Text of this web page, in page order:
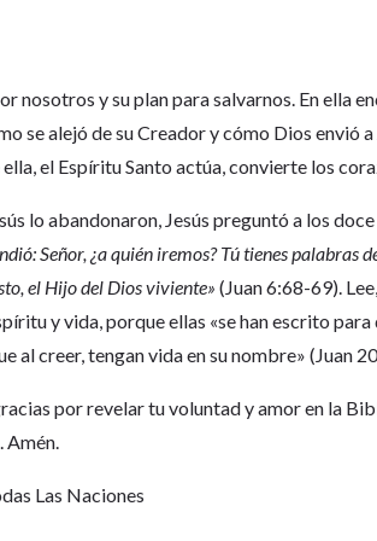
nosotros y su plan para salvarnos. En ella
se alejó de su Creador y cómo Dios envió
el Espíritu Santo actúa, convierte los
lo abandonaron, Jesús preguntó a los
Señor, ¿a quién iremos? Tú tienes palabras
el Hijo del Dios viviente» (Juan 6:68-69).
y vida, porque ellas «se han escrito para
al creer, tengan vida en su nombre» (Juan
por revelar tu voluntad y amor en la
Amén.
Las Naciones